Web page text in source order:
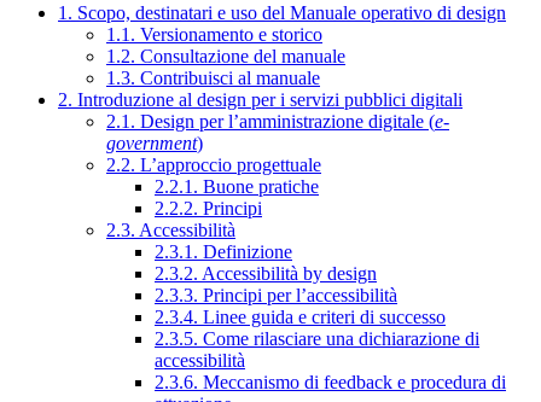
1. Scopo, destinatari e uso del Manuale operativo di design
1.1. Versionamento e storico
1.2. Consultazione del manuale
1.3. Contribuisci al manuale
2. Introduzione al design per i servizi pubblici digitali
2.1. Design per l’amministrazione digitale (e-
government)
2.2. L’approccio progettuale
2.2.1. Buone pratiche
2.2.2. Principi
2.3. Accessibilità
2.3.1. Definizione
2.3.2. Accessibilità by design
2.3.3. Principi per l’accessibilità
2.3.4. Linee guida e criteri di successo
2.3.5. Come rilasciare una dichiarazione di
accessibilità
2.3.6. Meccanismo di feedback e procedura di